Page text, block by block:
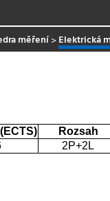
měření > Elektrická
Rozsah
2P+2L